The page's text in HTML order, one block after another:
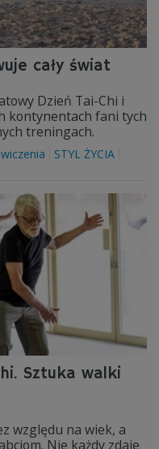
cały świat
Dzień Tai-Chi i
kontynentach fani tych
treningach.
STYL ŻYCIA
Sztuka walki
względu na wiek, a
Nie każdy zdaje